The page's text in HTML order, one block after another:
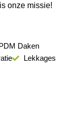
onze missie!
Daken
Lekkages